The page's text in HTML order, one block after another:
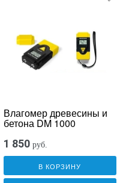
Влагомер древесины и
бетона DM 1000
1 850 руб.
В КОРЗИНУ